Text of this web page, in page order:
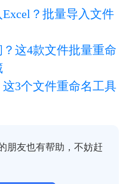
？批量导入文件
这4款文件批量重命
3个文件重命名工具
朋友也有帮助，不妨赶